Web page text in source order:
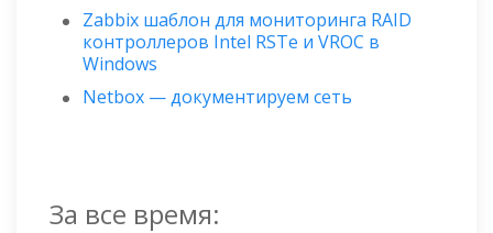
Zabbix шаблон для мониторинга RAID
контроллеров Intel RSTe и VROC в
Windows
Netbox — документируем сеть
За все время: